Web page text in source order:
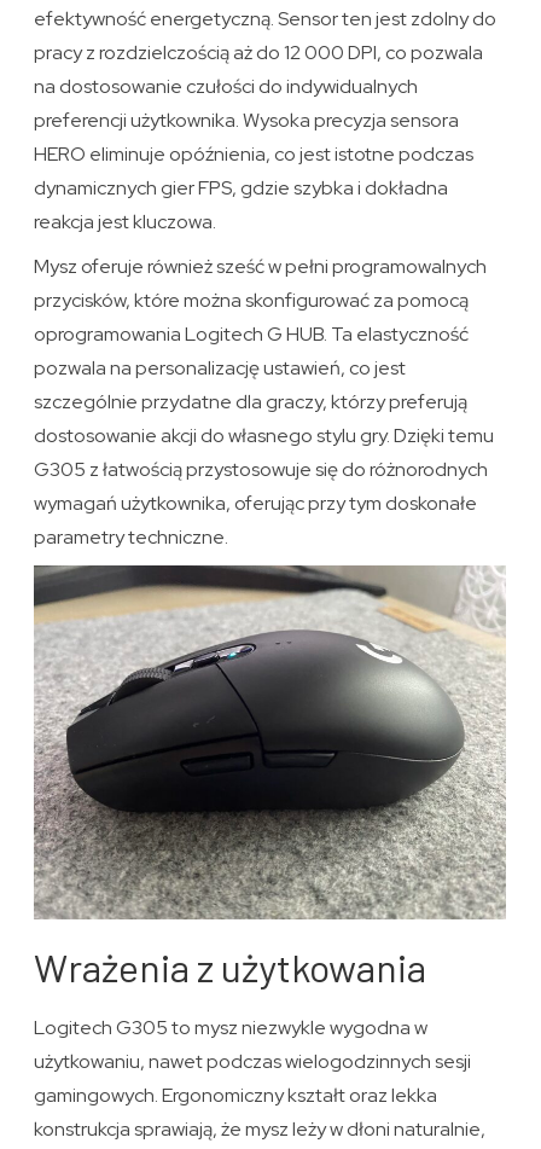
efektywność energetyczną. Sensor ten jest zdolny do
pracy z rozdzielczością aż do 12 000 DPI, co pozwala
na dostosowanie czułości do indywidualnych
preferencji użytkownika. Wysoka precyzja sensora
HERO eliminuje opóźnienia, co jest istotne podczas
dynamicznych gier FPS, gdzie szybka i dokładna
reakcja jest kluczowa.
Mysz oferuje również sześć w pełni programowalnych
przycisków, które można skonfigurować za pomocą
oprogramowania Logitech G HUB. Ta elastyczność
pozwala na personalizację ustawień, co jest
szczególnie przydatne dla graczy, którzy preferują
dostosowanie akcji do własnego stylu gry. Dzięki temu
G305 z łatwością przystosowuje się do różnorodnych
wymagań użytkownika, oferując przy tym doskonałe
parametry techniczne.
Wrażenia z użytkowania
Logitech G305 to mysz niezwykle wygodna w
użytkowaniu, nawet podczas wielogodzinnych sesji
gamingowych. Ergonomiczny kształt oraz lekka
konstrukcja sprawiają, że mysz leży w dłoni naturalnie,